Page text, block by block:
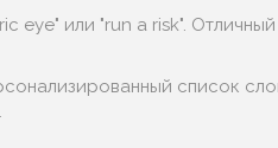
eye" или "run a risk". Отличный
список